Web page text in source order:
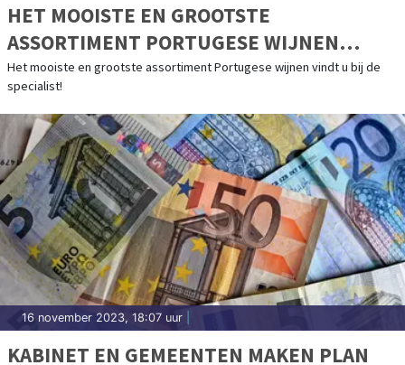
HET MOOISTE EN GROOTSTE
ASSORTIMENT PORTUGESE WIJNEN
VINDT U BIJ DE SPECIALIST!
Het mooiste en grootste assortiment Portugese wijnen vindt u bij de
specialist!
16 november 2023, 18:07 uur
KABINET EN GEMEENTEN MAKEN PLAN